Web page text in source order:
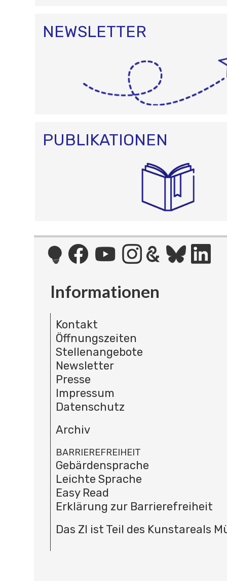
NEWSLETTER
PUBLIKATIONEN
Informationen
Kontakt
Öffnungszeiten
Stellenangebote
Newsletter
Presse
Impressum
Datenschutz
Archiv
BARRIEREFREIHEIT
Gebärdensprache
Leichte Sprache
Easy Read
Erklärung zur Barrierefreiheit
Das ZI ist Teil des Kunstareals